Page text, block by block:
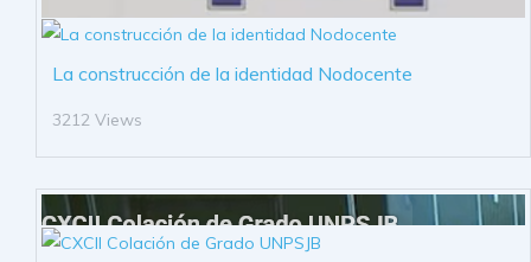
La construcción de la identidad Nodocente
3212 Views